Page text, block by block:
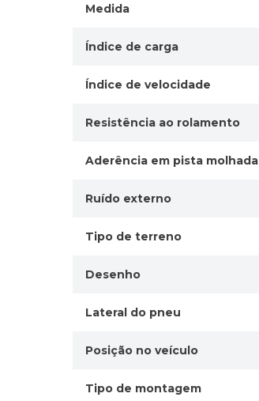
Medida
Índice de carga
Índice de velocidade
Resistência ao rolamento
Aderência em pista molhada
Ruído externo
Tipo de terreno
Desenho
Lateral do pneu
Posição no veículo
Tipo de montagem